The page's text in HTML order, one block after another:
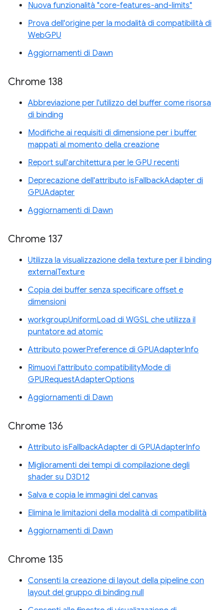
Nuova funzionalità "core-features-and-limits"
Prova dell'origine per la modalità di compatibilità di
WebGPU
Aggiornamenti di Dawn
Chrome 138
Abbreviazione per l'utilizzo del buffer come risorsa
di binding
Modifiche ai requisiti di dimensione per i buffer
mappati al momento della creazione
Report sull'architettura per le GPU recenti
Deprecazione dell'attributo isFallbackAdapter di
GPUAdapter
Aggiornamenti di Dawn
Chrome 137
Utilizza la visualizzazione della texture per il binding
externalTexture
Copia dei buffer senza specificare offset e
dimensioni
workgroupUniformLoad di WGSL che utilizza il
puntatore ad atomic
Attributo powerPreference di GPUAdapterInfo
Rimuovi l'attributo compatibilityMode di
GPURequestAdapterOptions
Aggiornamenti di Dawn
Chrome 136
Attributo isFallbackAdapter di GPUAdapterInfo
Miglioramenti dei tempi di compilazione degli
shader su D3D12
Salva e copia le immagini del canvas
Elimina le limitazioni della modalità di compatibilità
Aggiornamenti di Dawn
Chrome 135
Consenti la creazione di layout della pipeline con
layout del gruppo di binding null